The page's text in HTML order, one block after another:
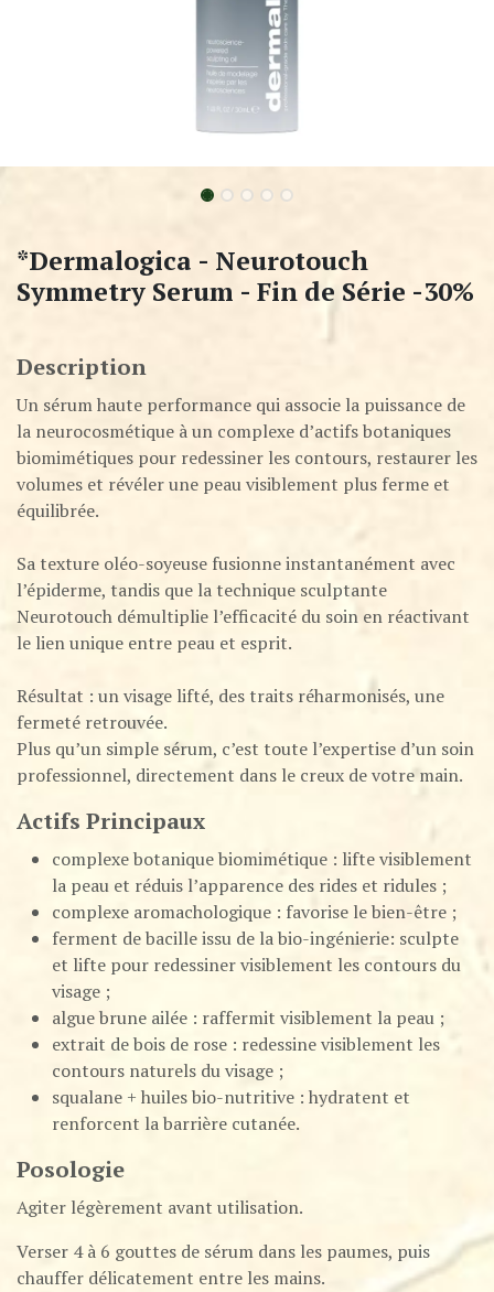
*Dermalogica - Neurotouch
Symmetry Serum - Fin de Série -30%
Description
Un sérum haute performance qui associe la puissance de
la neurocosmétique à un complexe d’actifs botaniques
biomimétiques pour redessiner les contours, restaurer les
volumes et révéler une peau visiblement plus ferme et
équilibrée.
Sa texture oléo-soyeuse fusionne instantanément avec
l’épiderme, tandis que la technique sculptante
Neurotouch démultiplie l’efficacité du soin en réactivant
le lien unique entre peau et esprit.
Résultat : un visage lifté, des traits réharmonisés, une
fermeté retrouvée.
Plus qu’un simple sérum, c’est toute l’expertise d’un soin
professionnel, directement dans le creux de votre main.
Actifs Principaux
complexe botanique biomimétique : lifte visiblement
la peau et réduis l’apparence des rides et ridules​ ;
complexe aromachologique : favorise le bien-être​ ;
ferment de bacille issu de la bio-ingénierie: sculpte
et lifte pour redessiner visiblement les contours du
visage​ ;
algue brune ailée : raffermit visiblement la peau​ ;
extrait de bois de rose : redessine visiblement les
contours naturels du visage​ ;
squalane + huiles bio-nutritive : hydratent et
renforcent la barrière cutanée​.
Posologie
Agiter légèrement avant utilisation.
Verser 4 à 6 gouttes de sérum dans les paumes, puis
chauffer délicatement entre les mains.